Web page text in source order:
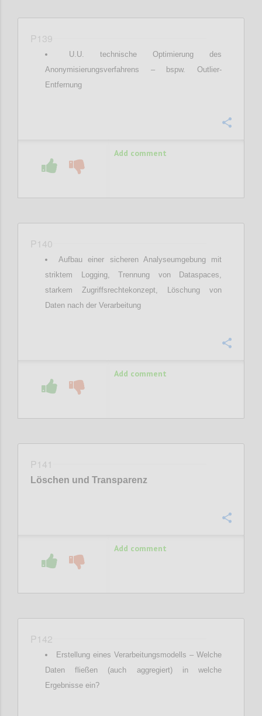
P139
U.U. technische Optimierung des
Anonymisierungsverfahrens – bspw. Outlier-
Entfernung
Add comment
P140
Aufbau einer sicheren Analyseumgebung mit
striktem Logging, Trennung von Dataspaces,
starkem Zugriffsrechtekonzept, Löschung von
Daten nach der Verarbeitung
Add comment
P141
Löschen und Transparenz
Add comment
P142
Erstellung eines Verarbeitungsmodells – Welche
Daten fließen (auch aggregiert) in welche
Ergebnisse ein?